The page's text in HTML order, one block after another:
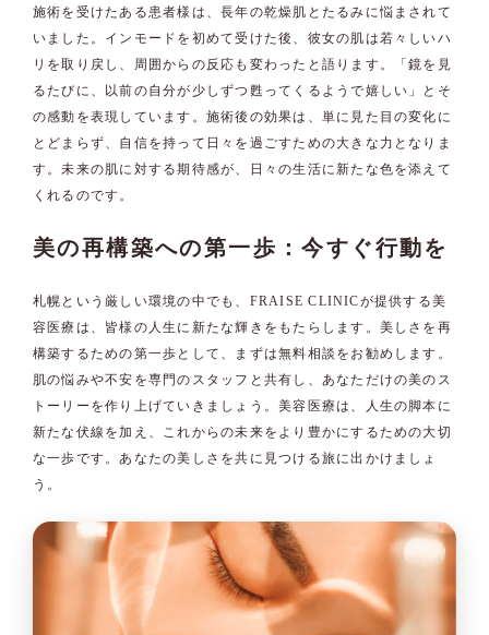
施術を受けたある患者様は、長年の乾燥肌とたるみに悩まされて
いました。インモードを初めて受けた後、彼女の肌は若々しいハ
リを取り戻し、周囲からの反応も変わったと語ります。「鏡を見
るたびに、以前の自分が少しずつ甦ってくるようで嬉しい」とそ
の感動を表現しています。施術後の効果は、単に見た目の変化に
とどまらず、自信を持って日々を過ごすための大きな力となりま
す。未来の肌に対する期待感が、日々の生活に新たな色を添えて
くれるのです。
美の再構築への第一歩：今すぐ行動を
札幌という厳しい環境の中でも、FRAISE CLINICが提供する美
容医療は、皆様の人生に新たな輝きをもたらします。美しさを再
構築するための第一歩として、まずは無料相談をお勧めします。
肌の悩みや不安を専門のスタッフと共有し、あなただけの美のス
トーリーを作り上げていきましょう。美容医療は、人生の脚本に
新たな伏線を加え、これからの未来をより豊かにするための大切
な一歩です。あなたの美しさを共に見つける旅に出かけましょ
う。